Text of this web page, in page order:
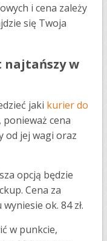
i cena zależy
się Twoja
najtańszy w
jaki kurier do
cena
od jej wagi oraz
opcją będzie
Cena za
ok. 84 zł.
w punkcie,